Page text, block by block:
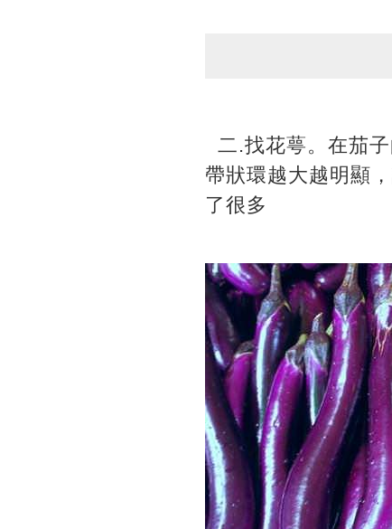
二.找花萼。在茄
帶狀環越大越明顯
了很多